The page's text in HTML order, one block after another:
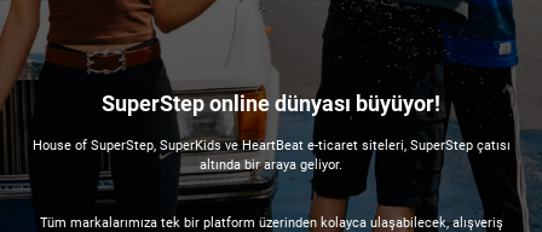
SuperStep online dünyası büyüyor!
House of SuperStep, SuperKids ve HeartBeat e-ticaret siteleri, SuperStep çatısı
altında bir araya geliyor.
Tüm markalarımıza tek bir platform üzerinden kolayca ulaşabilecek, alışveriş